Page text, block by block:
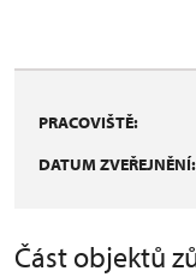
PRACOVIŠTĚ:
DATUM ZVEŘEJNĚNÍ:
Část objektů